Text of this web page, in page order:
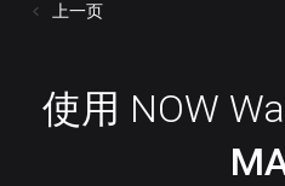
上一页
使用 NOW